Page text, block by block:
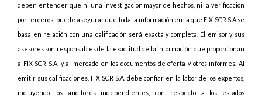
deben entender que ni una investigación mayor de hechos, ni la verificación
por terceros, puede asegurar que toda la información en la que FIX SCR S.A.se
basa en relación con una calificación será exacta y completa. El emisor y sus
asesores son responsables de la exactitud de la información que proporcionan
a FIX SCR S.A. y al mercado en los documentos de oferta y otros informes. Al
emitir sus calificaciones, FIX SCR S.A. debe confiar en la labor de los expertos,
incluyendo los auditores independientes, con respecto a los estados